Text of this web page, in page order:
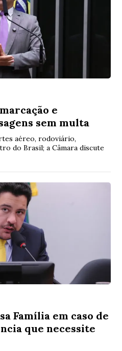
e
sem multa
aéreo, rodoviário,
do Brasil; a Câmara discute
Família em caso de
que necessite